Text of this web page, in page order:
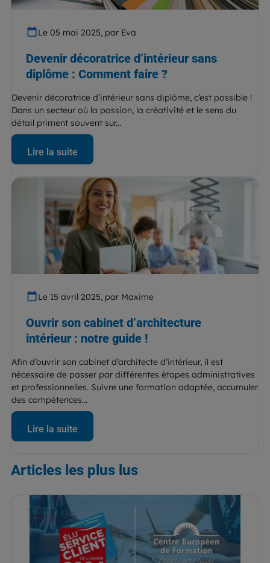
Le 05 mai 2025, par Eva
Devenir décoratrice d’intérieur sans
diplôme : Comment faire ?
Devenir décoratrice d’intérieur sans diplôme, c’est possible !
Dans un secteur où la passion, la créativité et le sens du
détail priment souvent sur...
Lire la suite
Le 15 avril 2025, par Maxime
Ouvrir son cabinet d’architecture
intérieur : notre guide !
Afin d’ouvrir son cabinet d’architecte d’intérieur, il est
nécessaire de passer par différentes étapes administratives
et professionnelles. Suivre une formation adaptée, accumuler
des compétences...
Lire la suite
Articles les plus lus